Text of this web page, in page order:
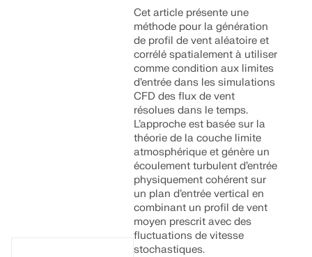
Outil de zone géographique
Le service en ligne Dlubal fournit des cartes de
zones pour la détermination rapide des charges de
neige, des vitesses de vent et des données
Cet article présente une
méthode pour la génération
de profil de vent aléatoire et
corrélé spatialement à utiliser
comme condition aux limites
d’entrée dans les simulations
CFD des flux de vent
résolues dans le temps.
L’approche est basée sur la
théorie de la couche limite
atmosphérique et génère un
écoulement turbulent d’entrée
physiquement cohérent sur
un plan d’entrée vertical en
combinant un profil de vent
moyen prescrit avec des
fluctuations de vitesse
stochastiques.